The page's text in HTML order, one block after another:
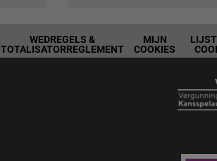
WEDREGELS &
TOTALISATORREGLEMENT
MIJN
COOKIES